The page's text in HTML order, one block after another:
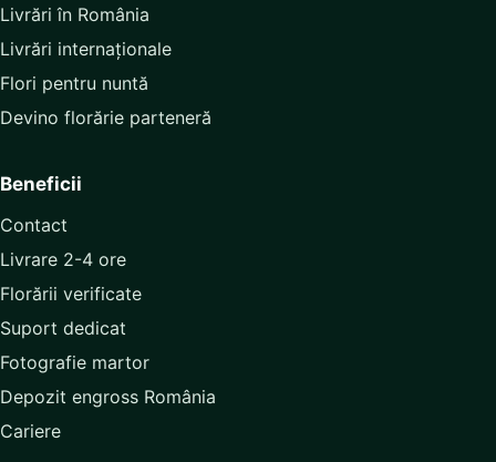
Livrări în România
Livrări internaționale
Flori pentru nuntă
Devino florărie parteneră
Beneficii
Contact
Livrare 2-4 ore
Florării verificate
Suport dedicat
Fotografie martor
Depozit engross România
Cariere